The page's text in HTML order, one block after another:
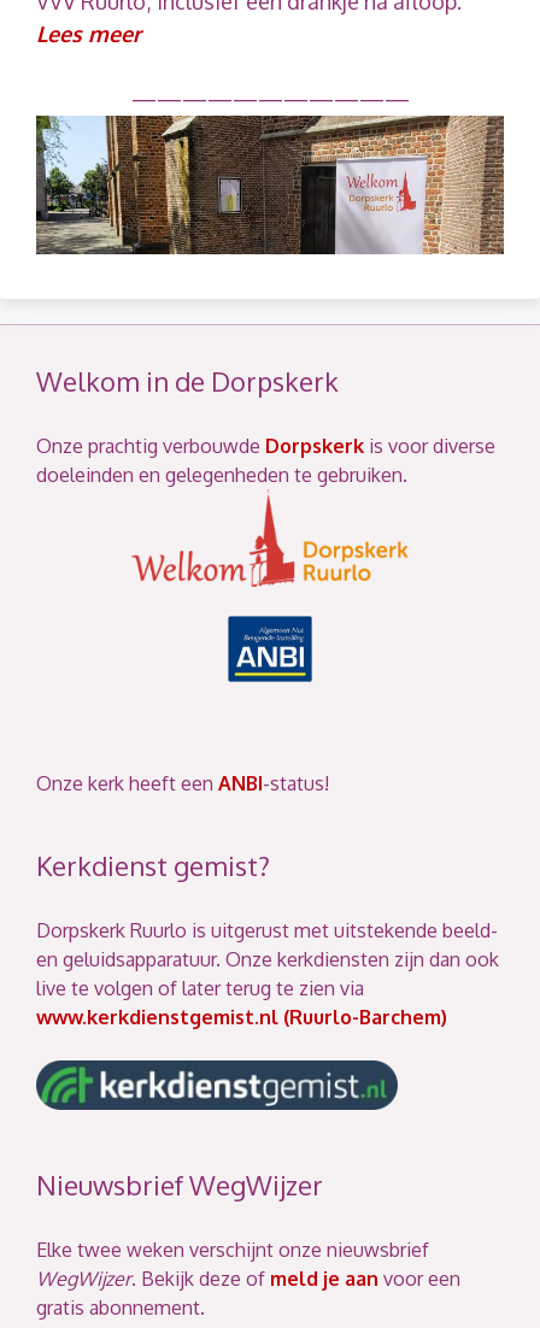
Lees meer
———————————
Welkom in de Dorpskerk
Onze prachtig verbouwde Dorpskerk is voor diverse
doeleinden en gelegenheden te gebruiken.
Onze kerk heeft een ANBI-status!
Kerkdienst gemist?
Dorpskerk Ruurlo is uitgerust met uitstekende beeld-
en geluidsapparatuur. Onze kerkdiensten zijn dan ook
live te volgen of later terug te zien via
www.kerkdienstgemist.nl (Ruurlo-Barchem)
Nieuwsbrief WegWijzer
Elke twee weken verschijnt onze nieuwsbrief
WegWijzer. Bekijk deze of meld je aan voor een
gratis abonnement.